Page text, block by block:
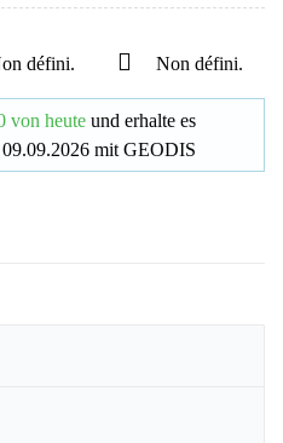
défini. Non défini.
von heute und erhalte es
09.09.2026 mit GEODIS